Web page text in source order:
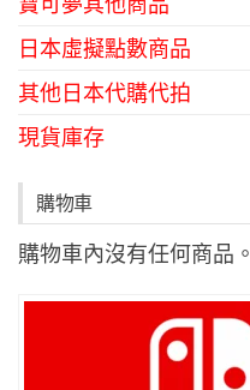
日本虛擬點數商品
其他日本代購代拍
現貨庫存
購物車
購物車內沒有任何商品。